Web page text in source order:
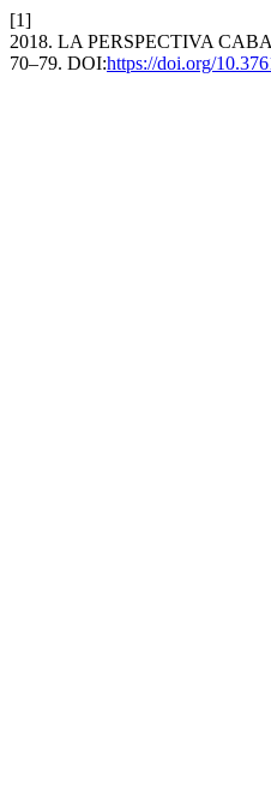
[1]
2018. LA PERSPECTIVA
70–79. DOI:https://doi.org/